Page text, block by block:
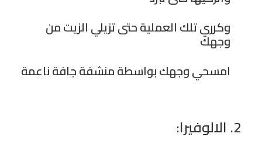
وكرري تلك العملية حتى تزيلي الزيت من
وجهك
امسحي وجهك بواسطة منشفة جافة ناعمة
2. الالوفيرا: